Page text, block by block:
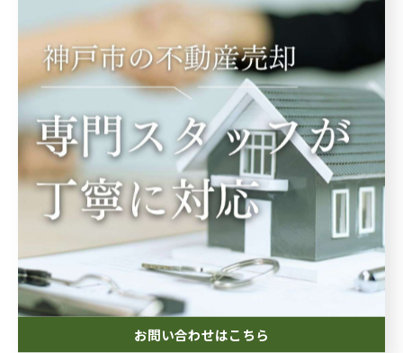
関連タグ
#遺言
カテゴリー Categories
全てのカテゴリー
相続
空き家
お問い合わせはこちら